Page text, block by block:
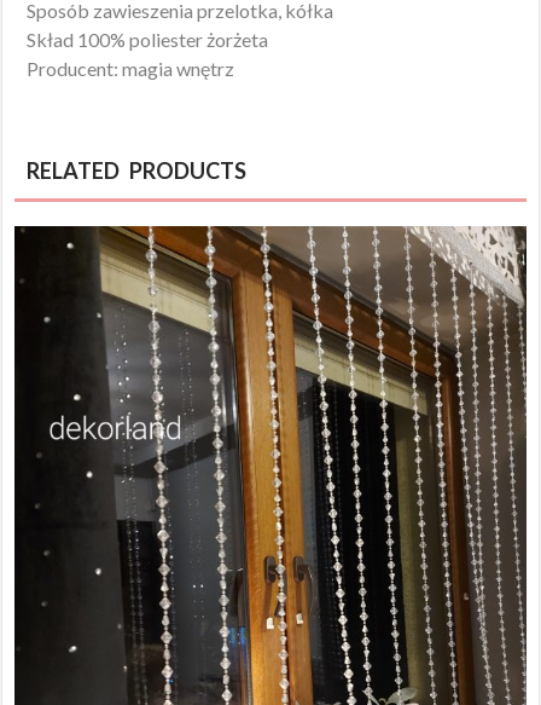
Sposób zawieszenia przelotka, kółka
Skład 100% poliester żorżeta
Producent: magia wnętrz
RELATED PRODUCTS